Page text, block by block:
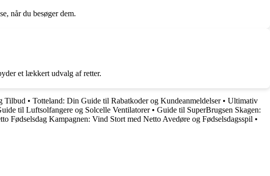
når du besøger dem.
et lækkert udvalg af retter.
Tilbud • Totteland: Din Guide til Rabatkoder og Kundeanmeldelser• Ultimativ
til Luftsolfangere og Solcelle Ventilatorer• Guide til SuperBrugsen Skagen:
Fødselsdag Kampagnen: Vind Stort med Netto Avedøre og Fødselsdagsspil •